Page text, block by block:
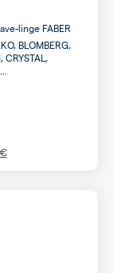
linge FABER
BLOMBERG,
CRYSTAL,